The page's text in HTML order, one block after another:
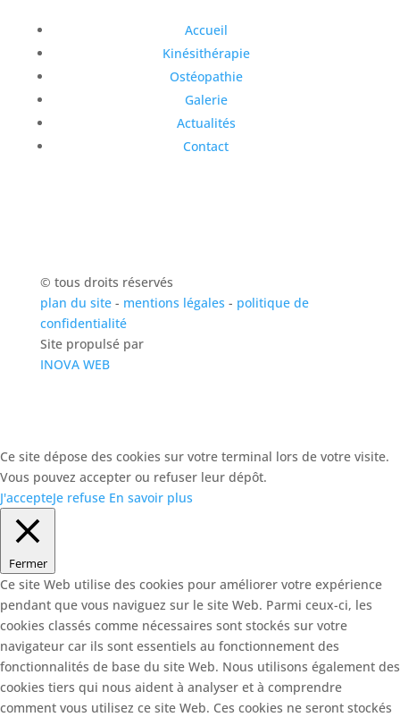
Accueil
Kinésithérapie
Ostéopathie
Galerie
Actualités
Contact
© tous droits réservés
plan du site- mentions légales - politique de
confidentialité
Site propulsé par
INOVA WEB
Ce site dépose des cookies sur votre terminal lors de votre visite.
Vous pouvez accepter ou refuser leur dépôt.
J'accepteJe refuse En savoir plus
Fermer
Ce site Web utilise des cookies pour améliorer votre expérience
pendant que vous naviguez sur le site Web. Parmi ceux-ci, les
cookies classés comme nécessaires sont stockés sur votre
navigateur car ils sont essentiels au fonctionnement des
fonctionnalités de base du site Web. Nous utilisons également des
cookies tiers qui nous aident à analyser et à comprendre
comment vous utilisez ce site Web. Ces cookies ne seront stockés